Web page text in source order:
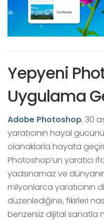
Yepyeni
Uygulama
Adobe Photoshop, 30
yaratıcının hayal
olanaklarla hayata
Photoshop’un yaratıcı
yadsınamaz ve
milyonlarca yaratıcının
düzenlediğine, fikirleri
benzersiz dijital sanatla